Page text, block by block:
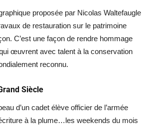
proposée par Nicolas Waltefaugle
de restauration sur le patrimoine
C’est une façon de rendre hommage
œuvrent avec talent à la conservation
reconnu.
Siècle
d’un cadet élève officier de l’armée
à la plume…les weekends du mois